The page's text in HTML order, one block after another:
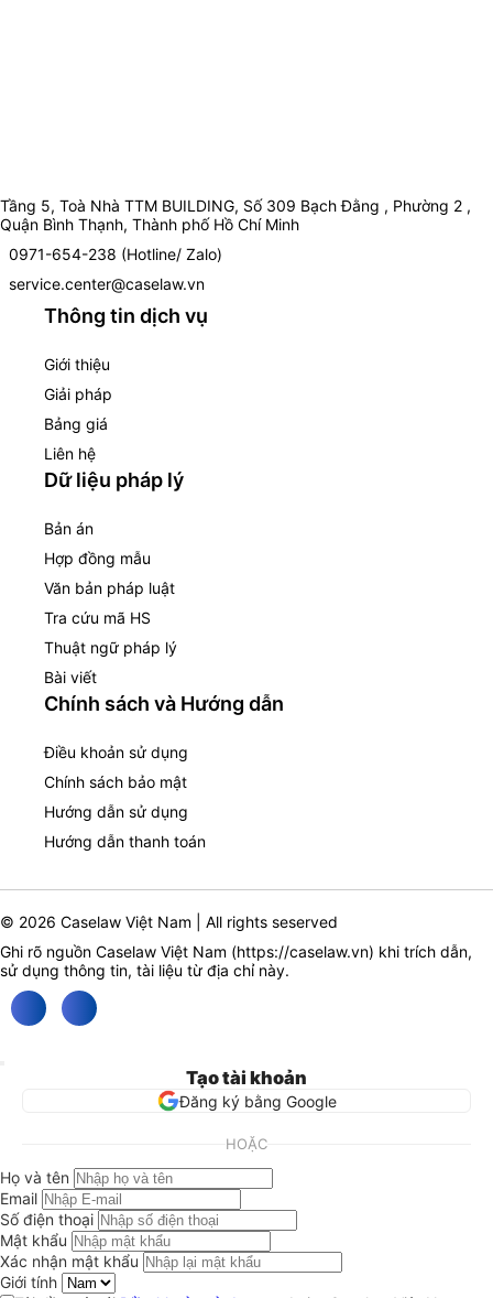
Tầng 5, Toà Nhà TTM BUILDING, Số 309 Bạch Đằng , Phường 2 ,
Quận Bình Thạnh, Thành phố Hồ Chí Minh
0971-654-238 (Hotline/ Zalo)
service.center@caselaw.vn
Thông tin dịch vụ
Giới thiệu
Giải pháp
Bảng giá
Liên hệ
Dữ liệu pháp lý
Bản án
Hợp đồng mẫu
Văn bản pháp luật
Tra cứu mã HS
Thuật ngữ pháp lý
Bài viết
Chính sách và Hướng dẫn
Điều khoản sử dụng
Chính sách bảo mật
Hướng dẫn sử dụng
Hướng dẫn thanh toán
© 2026 Caselaw Việt Nam | All rights seserved
Ghi rõ nguồn Caselaw Việt Nam (https://caselaw.vn) khi trích dẫn,
sử dụng thông tin, tài liệu từ địa chỉ này.
Tạo tài khoản
Đăng ký bằng Google
HOẶC
Họ và tên
Email
Số điện thoại
Mật khẩu
Xác nhận mật khẩu
Giới tính